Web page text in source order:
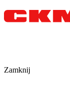
Zamknij